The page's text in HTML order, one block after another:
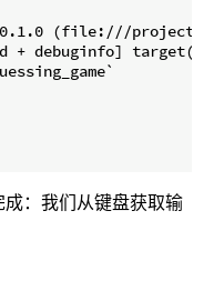
(file:///
+ debuginfo]
：我们从键盘获取输